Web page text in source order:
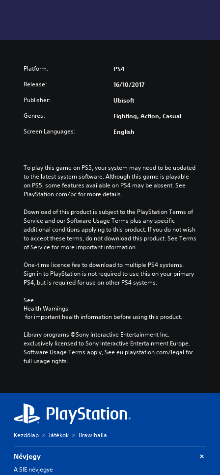
Platform: PS4
Release: 16/10/2017
Publisher: Ubisoft
Genres: Fighting, Action, Casual
Screen Languages: English
To play this game on PS5, your system may need to be updated
to the latest system software. Although this game is playable
on PS5, some features available on PS4 may be absent. See
PlayStation.com/bc for more details.
Download of this product is subject to the PlayStation Terms of
Service and our Software Usage Terms plus any specific
additional conditions applying to this product. If you do not wish
to accept these terms, do not download this product. See Terms
of Service for more important information.
One-time licence fee to download to multiple PS4 systems.
Sign in to PlayStation is not required to use this on your primary
PS4, but is required for use on other PS4 systems.
See
Health Warnings
for important health information before using this product.
Library programs ©Sony Interactive Entertainment Inc.
exclusively licensed to Sony Interactive Entertainment Europe.
Software Usage Terms apply, See eu.playstation.com/legal for
full usage rights.
Kezdőlap Játékok Brawlhalla
Névjegy
A SIE névjegye